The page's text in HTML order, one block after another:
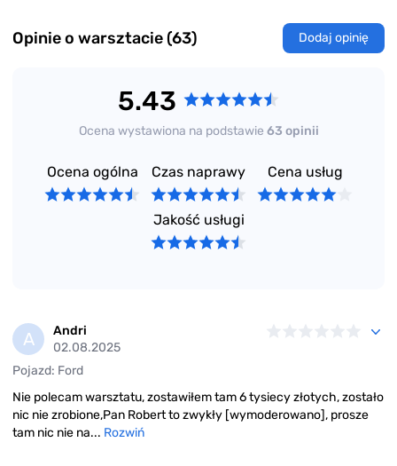
Opinie o warsztacie (63) Dodaj opinię
5.43
Ocena wystawiona na podstawie 63 opinii
Ocena ogólna Czas naprawy Cena usług
Jakość usługi
A
Andri
02.08.2025
Pojazd: Ford
Nie polecam warsztatu, zostawiłem tam 6 tysiecy złotych, zostało
nic nie zrobione,Pan Robert to zwykły [wymoderowano], prosze
tam nic nie na... Rozwiń